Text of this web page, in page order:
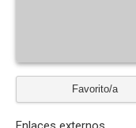
Favorito/a